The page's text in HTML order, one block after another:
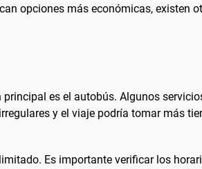
opciones más económicas, existen
es el autobús. Algunos
y el viaje podría tomar más
Es importante verificar los